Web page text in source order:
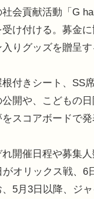
会貢献活動「G
け付ける。募金
りグッズを贈呈す
付きシート、SS
開や、こどもの
スコアボードで発
開催日程や募集人
オリックス戦、6
、5月3日以降、ジ